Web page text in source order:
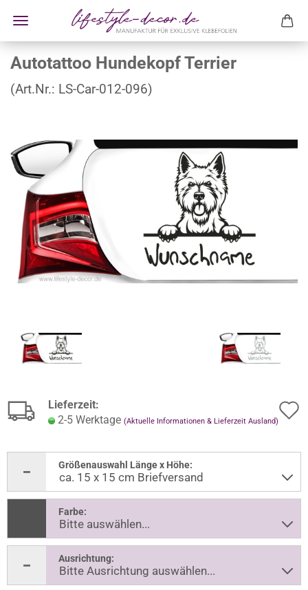
Autotattoo Hundekopf Terrier
(Art.Nr.: LS-Car-012-096)
Lieferzeit:
2-5 Werktage (Aktuelle Informationen & Lieferzeit Ausland)
Größenauswahl Länge x Höhe:
Farbe:
Ausrichtung: